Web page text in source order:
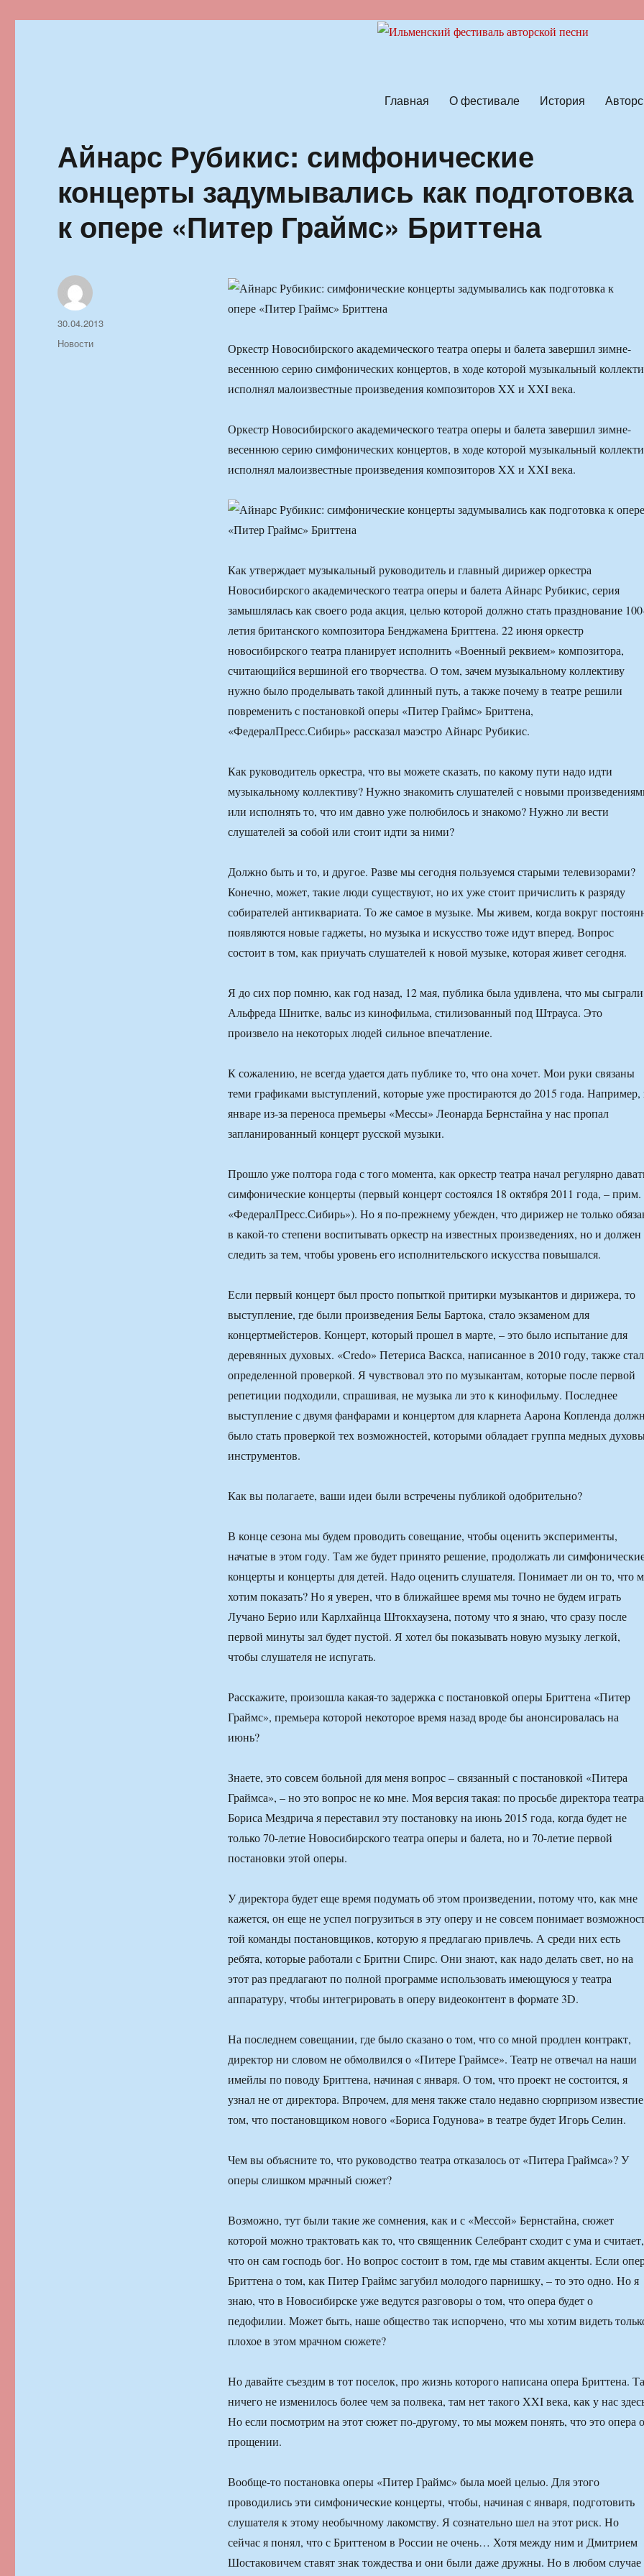
Главная О фестивале История
Айнарс Рубикис: симфонические
концерты задумывались как подготовка
к опере «Питер Граймс» Бриттена
Оркестр Новосибирского академического театра оперы и балета завершил зимне-
весеннюю серию симфонических концертов, в ходе которой музыкальный
исполнял малоизвестные произведения композиторов XX и XXI века.
Оркестр Новосибирского академического театра оперы и балета завершил зимне-
весеннюю серию симфонических концертов, в ходе которой музыкальный
исполнял малоизвестные произведения композиторов XX и XXI века.
Как утверждает музыкальный руководитель и главный дирижер оркестра
Новосибирского академического театра оперы и балета Айнарс Рубикис, серия
замышлялась как своего рода акция, целью которой должно стать празднование
летия британского композитора Бенджамена Бриттена. 22 июня оркестр
новосибирского театра планирует исполнить «Военный реквием» композитора,
считающийся вершиной его творчества. О том, зачем музыкальному коллективу
нужно было проделывать такой длинный путь, а также почему в театре решили
повременить с постановкой оперы «Питер Граймс» Бриттена,
«ФедералПресс.Сибирь» рассказал маэстро Айнарс Рубикис.
Как руководитель оркестра, что вы можете сказать, по какому пути надо идти
музыкальному коллективу? Нужно знакомить слушателей с новыми
или исполнять то, что им давно уже полюбилось и знакомо? Нужно ли вести
слушателей за собой или стоит идти за ними?
Должно быть и то, и другое. Разве мы сегодня пользуемся старыми телевизорами?
Конечно, может, такие люди существуют, но их уже стоит причислить к разряду
собирателей антиквариата. То же самое в музыке. Мы живем, когда вокруг
появляются новые гаджеты, но музыка и искусство тоже идут вперед. Вопрос
состоит в том, как приучать слушателей к новой музыке, которая живет сегодня.
Я до сих пор помню, как год назад, 12 мая, публика была удивлена, что мы сыграли
Альфреда Шнитке, вальс из кинофильма, стилизованный под Штрауса. Это
произвело на некоторых людей сильное впечатление.
К сожалению, не всегда удается дать публике то, что она хочет. Мои руки связаны
теми графиками выступлений, которые уже простираются до 2015 года. Например,
январе из-за переноса премьеры «Мессы» Леонарда Бернстайна у нас пропал
запланированный концерт русской музыки.
Прошло уже полтора года с того момента, как оркестр театра начал регулярно
симфонические концерты (первый концерт состоялся 18 октября 2011 года, – прим.
«ФедералПресс.Сибирь»). Но я по-прежнему убежден, что дирижер не только
в какой-то степени воспитывать оркестр на известных произведениях, но и должен
следить за тем, чтобы уровень его исполнительского искусства повышался.
Если первый концерт был просто попыткой притирки музыкантов и дирижера, то
выступление, где были произведения Белы Бартока, стало экзаменом для
концертмейстеров. Концерт, который прошел в марте, – это было испытание для
деревянных духовых. «Credo» Петериса Васкса, написанное в 2010 году, также
определенной проверкой. Я чувствовал это по музыкантам, которые после первой
репетиции подходили, спрашивая, не музыка ли это к кинофильму. Последнее
выступление с двумя фанфарами и концертом для кларнета Аарона Копленда
было стать проверкой тех возможностей, которыми обладает группа медных
инструментов.
Как вы полагаете, ваши идеи были встречены публикой одобрительно?
В конце сезона мы будем проводить совещание, чтобы оценить эксперименты,
начатые в этом году. Там же будет принято решение, продолжать ли
концерты и концерты для детей. Надо оценить слушателя. Понимает ли он то, что
хотим показать? Но я уверен, что в ближайшее время мы точно не будем играть
Лучано Берио или Карлхайнца Штокхаузена, потому что я знаю, что сразу после
первой минуты зал будет пустой. Я хотел бы показывать новую музыку легкой,
чтобы слушателя не испугать.
Расскажите, произошла какая-то задержка с постановкой оперы Бриттена «Питер
Граймс», премьера которой некоторое время назад вроде бы анонсировалась на
июнь?
Знаете, это совсем больной для меня вопрос – связанный с постановкой «Питера
Граймса», – но это вопрос не ко мне. Моя версия такая: по просьбе директора театра
Бориса Мездрича я переставил эту постановку на июнь 2015 года, когда будет не
только 70-летие Новосибирского театра оперы и балета, но и 70-летие первой
постановки этой оперы.
У директора будет еще время подумать об этом произведении, потому что, как мне
кажется, он еще не успел погрузиться в эту оперу и не совсем понимает
той команды постановщиков, которую я предлагаю привлечь. А среди них есть
ребята, которые работали с Бритни Спирс. Они знают, как надо делать свет, но на
этот раз предлагают по полной программе использовать имеющуюся у театра
аппаратуру, чтобы интегрировать в оперу видеоконтент в формате 3D.
На последнем совещании, где было сказано о том, что со мной продлен контракт,
директор ни словом не обмолвился о «Питере Граймсе». Театр не отвечал на наши
имейлы по поводу Бриттена, начиная с января. О том, что проект не состоится, я
узнал не от директора. Впрочем, для меня также стало недавно сюрпризом
том, что постановщиком нового «Бориса Годунова» в театре будет Игорь Селин.
Чем вы объясните то, что руководство театра отказалось от «Питера Граймса»? У
оперы слишком мрачный сюжет?
Возможно, тут были такие же сомнения, как и с «Мессой» Бернстайна, сюжет
которой можно трактовать как то, что священник Селебрант сходит с ума и считает,
что он сам господь бог. Но вопрос состоит в том, где мы ставим акценты. Если
Бриттена о том, как Питер Граймс загубил молодого парнишку, – то это одно. Но я
знаю, что в Новосибирске уже ведутся разговоры о том, что опера будет о
педофилии. Может быть, наше общество так испорчено, что мы хотим видеть
плохое в этом мрачном сюжете?
Но давайте съездим в тот поселок, про жизнь которого написана опера Бриттена.
ничего не изменилось более чем за полвека, там нет такого XXI века, как у нас
Но если посмотрим на этот сюжет по-другому, то мы можем понять, что это опера о
прощении.
Вообще-то постановка оперы «Питер Граймс» была моей целью. Для этого
проводились эти симфонические концерты, чтобы, начиная с января, подготовить
слушателя к этому необычному лакомству. Я сознательно шел на этот риск. Но
сейчас я понял, что с Бриттеном в России не очень… Хотя между ним и Дмитрием
Шостаковичем ставят знак тождества и они были даже дружны. Но в любом случае
Автор
Опубликовано
30.04.2013
Рубрики
Новости